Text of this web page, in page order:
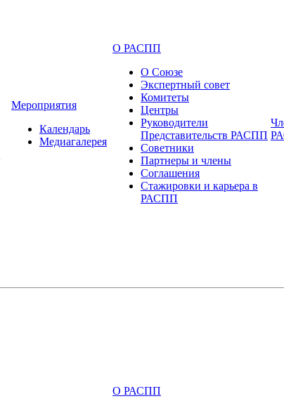
Мероприятия
Календарь
Медиагалерея
О РАСПП
О Союзе
Экспертный совет
Комитеты
Центры
Руководители
Представительств РАСПП
Советники
Партнеры и члены
Соглашения
Стажировки и карьера в
РАСПП
О РАСПП